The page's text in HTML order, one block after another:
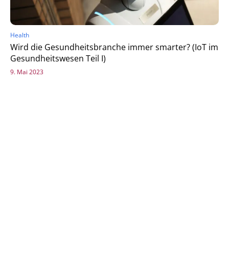
Health
Wird die Gesundheitsbranche immer smarter? (IoT im
Gesundheitswesen Teil I)
9. Mai 2023